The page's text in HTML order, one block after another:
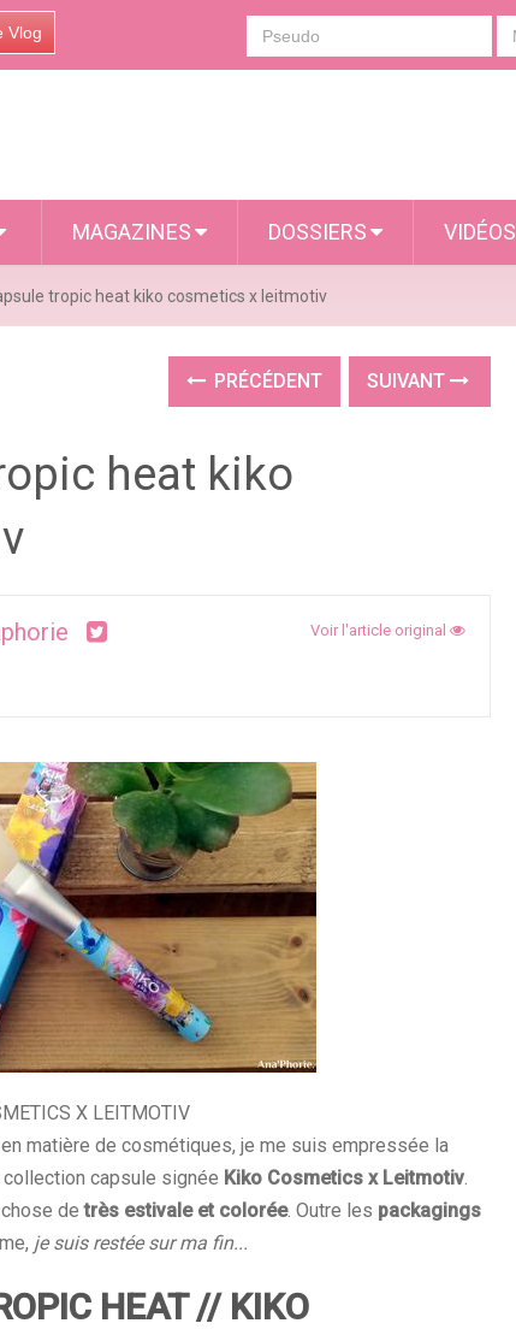
Vlog
MAGAZINES DOSSIERS VIDÉOS
tropic heat kiko cosmetics x leitmotiv
PRÉCÉDENT SUIVANT
heat kiko
Voir l'article original
X LEITMOTIV
matière de cosmétiques, je me suis empressée la
capsule signée Kiko Cosmetics x Leitmotiv.
chose detrès estivale et colorée. Outre les packagings
je suis restée sur ma fin...
HEAT // KIKO